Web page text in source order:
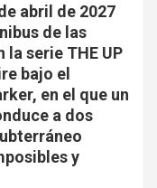
abril de 2027
de las
serie THE UP
bajo el
en el que un
a dos
y